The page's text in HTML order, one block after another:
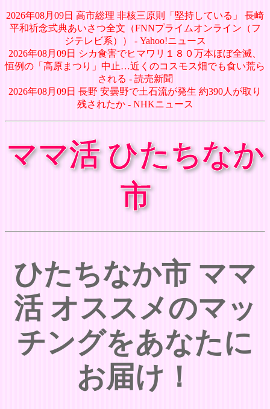
2026年08月09日 高市総理 非核三原則「堅持している」 長崎
平和祈念式典あいさつ全文（FNNプライムオンライン（フ
ジテレビ系）） - Yahoo!ニュース
2026年08月09日 シカ食害でヒマワリ１８０万本ほぼ全滅、
恒例の「高原まつり」中止…近くのコスモス畑でも食い荒ら
される - 読売新聞
2026年08月09日 長野 安曇野で土石流が発生 約390人が取り
残されたか - NHKニュース
ママ活 ひたちなか
市
ひたちなか市 ママ
活 オススメのマッ
チングをあなたに
お届け！